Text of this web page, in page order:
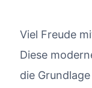
Viel Freude
Diese
die